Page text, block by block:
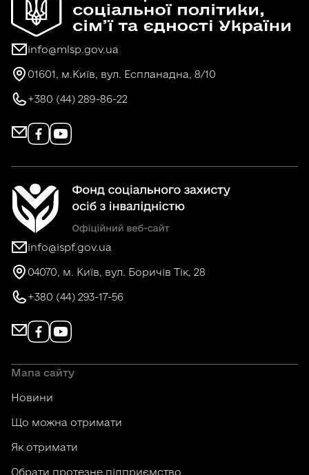
info@mlsp.gov.ua
01601, м.Київ, вул. Еспланадна, 8/10
+380 (44) 289-86-22
info@ispf.gov.ua
04070, м. Київ, вул. Боричів Тік, 28
+380 (44) 293-17-56
Мапа сайту
Новини
Що можна отримати
Як отримати
Обрати протезне підприємство